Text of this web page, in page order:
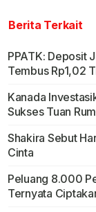
Berita Terkait
PPATK: Deposit
Tembus Rp1,02
Kanada
Sukses Tuan
Shakira Sebut
Cinta
Peluang 8.000
Ternyata